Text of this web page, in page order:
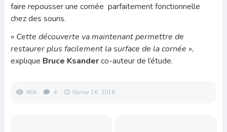
faire repousser une cornée parfaitement fonctionnelle
chez des souris.
« Cette découverte va maintenant permettre de
restaurer plus facilement la surface de la cornée »,
explique Bruce Ksanderco-auteur de l’étude.
464 4 février 16, 2018